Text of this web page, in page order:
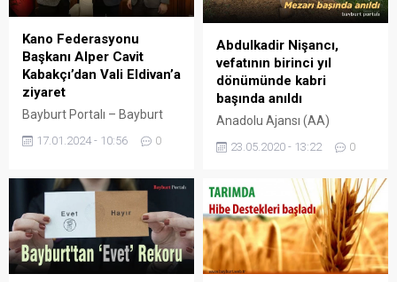
Kano Federasyonu
Başkanı Alper Cavit
Kabakçı’dan Vali Eldivan’a
ziyaret
Bayburt Portalı – Bayburt
Türkiye Kano Federasyonu
ve beraberindeki Bayburt
Üniversitesi Rektörü Prof. Dr.
Mutlu Türkmen’i
makamında kabul etti. Bir
dizi ziyaretlerde bulunmak
üzere İlimize gelen
17.01.2024 - 10:56 0
Abdulkadir Nişancı,
vefatının birinci yıl
dönümünde kabri
başında anıldı
Anadolu Ajansı (AA)
Muhabiri Abdulkadir Nişancı,
vefatının birinci yıl
anıldı. Geçen yıl 10 Mayıs’ta
Bayburt – Trabzon il
sınırındaki Soğanlı Dağları
Derebaşı virajları mevkiinde
sürdürülen karla mücadele
23.05.2020 - 13:22 0